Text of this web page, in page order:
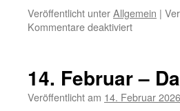
Veröffentlicht unterAllgemein |
Kommentare deaktiviertfür
Einfachheit
14. Februar –
Veröffentlicht am 14. Februar 2026